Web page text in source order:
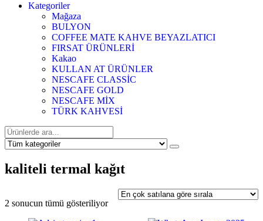
Kategoriler
Mağaza
BULYON
COFFEE MATE KAHVE BEYAZLATICI
FIRSAT ÜRÜNLERİ
Kakao
KULLAN AT ÜRÜNLER
NESCAFE CLASSİC
NESCAFE GOLD
NESCAFE MİX
TÜRK KAHVESİ
kaliteli termal kağıt
2 sonucun tümü gösteriliyorPopülerliğe